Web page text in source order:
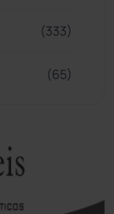
(333)
(65)